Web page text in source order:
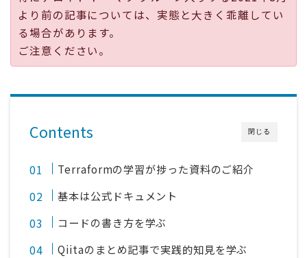
採用
公式ページ
より前の記事については、実態と大きく乖離してい
る場合があります。
ご注意ください。
閉じる
Contents
Terraformの学習が捗った資料のご紹介
基本は公式ドキュメント
コードの書き方を学ぶ
Qiitaのまとめ記事で実践的知見を学ぶ